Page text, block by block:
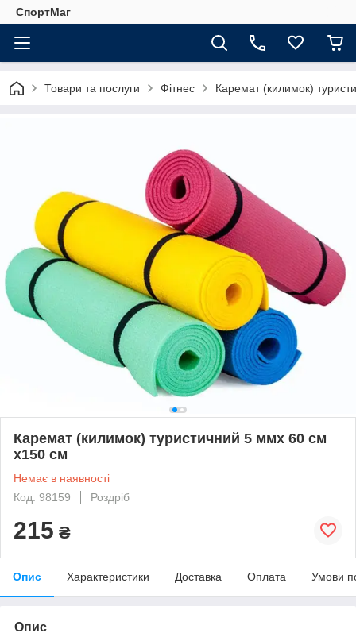
СпортМаг
Товари та послуги Фітнес Каремат (килимок)
Каремат (килимок) туристичний 5 ммх 60 см
х150 см
Немає в наявності
Код: 98159
Роздріб
215 ₴
Опис Характеристики Доставка Оплата Умови
Опис